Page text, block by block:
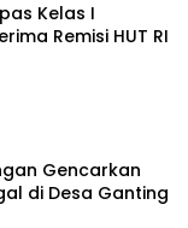
Kelas I
Remisi HUT RI
Gencarkan
di Desa Ganting